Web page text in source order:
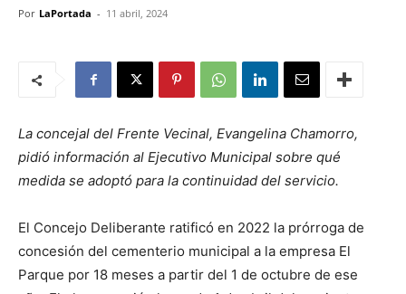
Por LaPortada - 11 abril, 2024
La concejal del Frente Vecinal, Evangelina Chamorro,
pidió información al Ejecutivo Municipal sobre qué
medida se adoptó para la continuidad del servicio.
El Concejo Deliberante ratificó en 2022 la prórroga de
concesión del cementerio municipal a la empresa El
Parque por 18 meses a partir del 1 de octubre de ese